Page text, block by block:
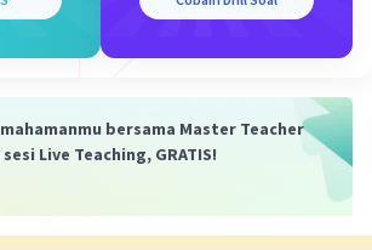
infrastruktur, program KIP dan
birokrasi, dan kebijakan maritim. Semoga
ini membantu kamu 🙂.
bersama Master Teacher
Live Teaching, GRATIS!